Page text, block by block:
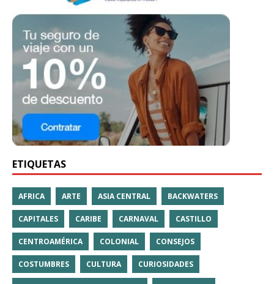
ETIQUETAS
AFRICA ARTE ASIA CENTRAL BACKWATERS
CAPITALES CARIBE CARNAVAL CASTILLO
CENTROAMÉRICA COLONIAL CONSEJOS
COSTUMBRES CULTURA CURIOSIDADES